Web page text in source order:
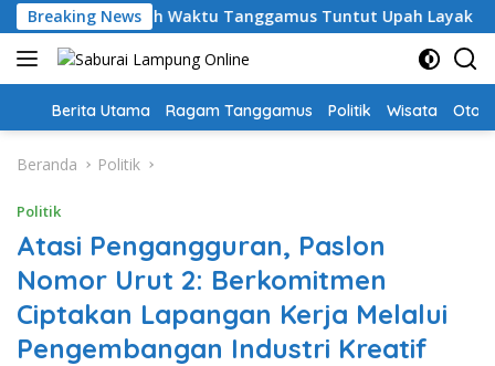
Langsung
ke
konten
Breaking News
Guru PPPK Paruh Waktu Tanggamus Tuntut Upah Layak
Home
Berita Utama Ragam Tanggamus Politik Wisata Oto
Beranda Politik
Politik
Atasi Pengangguran, Paslon
Nomor Urut 2: Berkomitmen
Ciptakan Lapangan Kerja Melalui
Pengembangan Industri Kreatif